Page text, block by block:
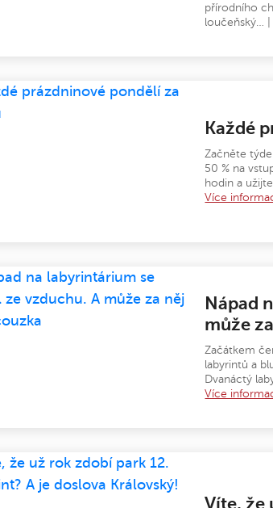
přírodního
loučeňský…
Každé
Začněte
50 % na
hodin a
Více
Nápad
může
Začátkem
labyrintů a
Dvanáctý
Více
Víte, že